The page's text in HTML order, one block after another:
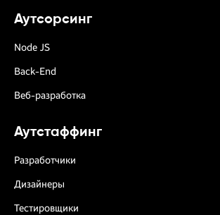
Аутсорсинг
Node JS
Back-End
Веб-разработка
Аутстаффинг
Разработчики
Дизайнеры
Тестировщики